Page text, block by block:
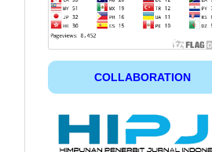
COLLABORATION